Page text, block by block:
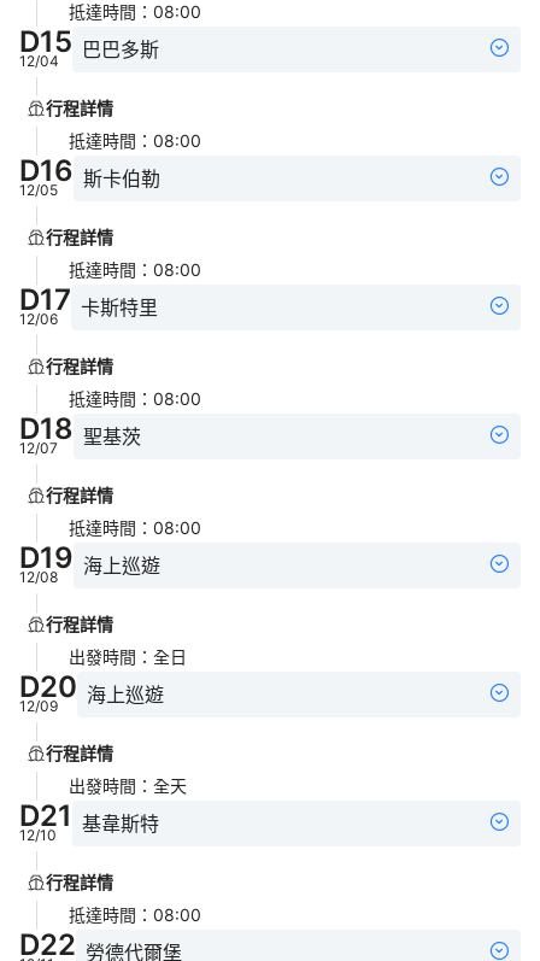
抵達時間 ： 08:00
D15
12/04 巴巴多斯
行程詳情
抵達時間 ： 08:00
D16
12/05 斯卡伯勒
行程詳情
抵達時間 ： 08:00
D17
12/06 卡斯特里
行程詳情
抵達時間 ： 08:00
D18
12/07 聖基茨
行程詳情
抵達時間 ： 08:00
D19
12/08 海上巡遊
行程詳情
出發時間 ： 全日
D20
12/09 海上巡遊
行程詳情
出發時間 ： 全天
D21
12/10 基韋斯特
行程詳情
抵達時間 ： 08:00
D22 勞德代爾堡